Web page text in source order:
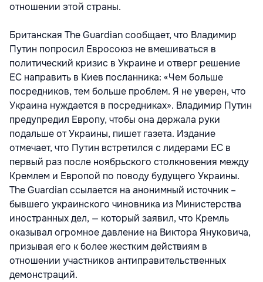
отношении этой страны.
Британская The Guardian сообщает, что Владимир
Путин попросил Евросоюз не вмешиваться в
политический кризис в Украине и отверг решение
ЕС направить в Киев посланника: «Чем больше
посредников, тем больше проблем. Я не уверен, что
Украина нуждается в посредниках». Владимир Путин
предупредил Европу, чтобы она держала руки
подальше от Украины, пишет газета. Издание
отмечает, что Путин встретился с лидерами ЕС в
первый раз после ноябрьского столкновения между
Кремлем и Европой по поводу будущего Украины.
The Guardian ссылается на анонимный источник –
бывшего украинского чиновника из Министерства
иностранных дел, — который заявил, что Кремль
оказывал огромное давление на Виктора Януковича,
призывая его к более жестким действиям в
отношении участников антиправительственных
демонстраций.